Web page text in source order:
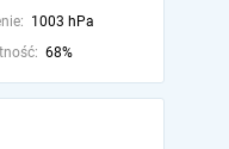
1003 hPa
68%